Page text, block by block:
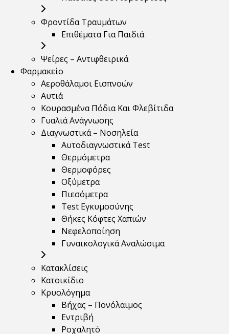
Φροντίδα Τραυμάτων
Επιθέματα Για Παιδιά
Ψείρες – Αντιφθειρικά
Φαρμακείο
Αεροθάλαμοι Εισπνοών
Αυτιά
Κουρασμένα Πόδια Και Φλεβίτιδα
Γυαλιά Ανάγνωσης
Διαγνωστικά – Νοσηλεία
Αυτοδιαγνωστικά Test
Θερμόμετρα
Θερμοφόρες
Οξύμετρα
Πιεσόμετρα
Test Εγκυμοσύνης
Θήκες Κόφτες Χαπιών
Νεφελοποίηση
Γυναικολογικά Αναλώσιμα
Κατακλίσεις
Κατοικίδιο
Κρυολόγημα
Βήχας – Πονόλαιμος
Εντριβή
Ροχαλητό